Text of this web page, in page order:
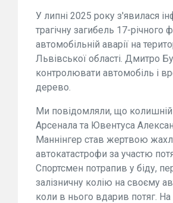
У липні 2025 року з'явилася
трагічну загибель 17-річного
автомобільній аварії на
Львівської області. Дмитро
контролювати автомобіль і
дерево.
Ми повідомляли, що колишній
Арсенала та Ювентуса
Маннінгер став жертвою
автокатастрофи за участю
Спортсмен потрапив у біду,
залізничну колію на своєму
коли в нього вдарив потяг.